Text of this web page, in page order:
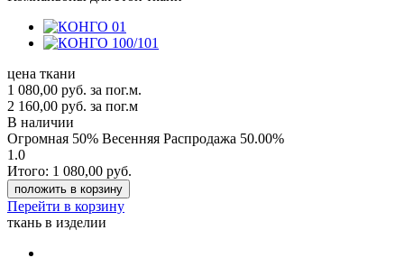
цена ткани
1 080,00 руб. за пог.м.
2 160,00 руб. за пог.м
В наличии
Огромная 50% Весенняя Распродажа 50.00%
1.0
Итого: 1 080,00 руб.
положить в корзину
Перейти в корзину
ткань в изделии